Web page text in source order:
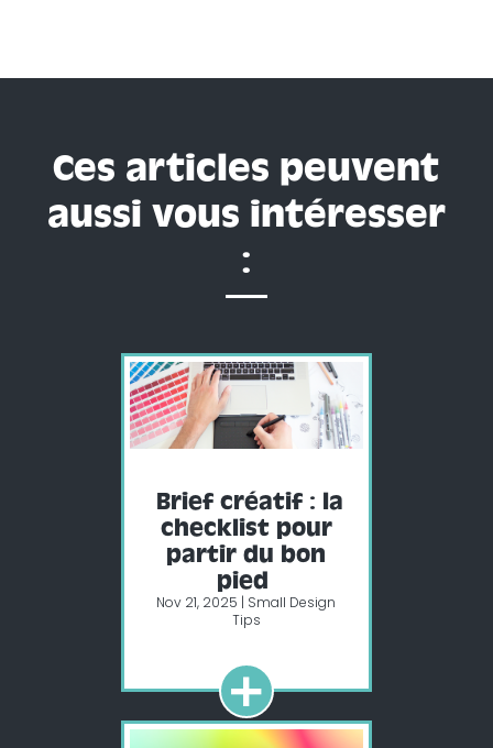
Ces articles peuvent
aussi vous intéresser
:
Brief créatif : la
checklist pour
partir du bon
pied
Nov 21, 2025 | Small Design
Tips
+